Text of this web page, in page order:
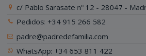
c/ Pablo Sarasate nº 12 - 28047 -
Pedidos: +34 915 266 582
padre@padredefamilia.com
WhatsApp: +34 653 811 422